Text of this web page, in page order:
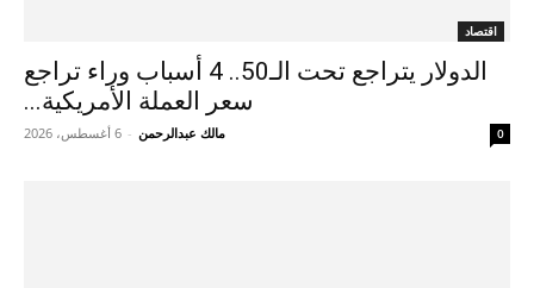
اقتصاد
الدولار يتراجع تحت الـ50.. 4 أسباب وراء تراجع
سعر العملة الأمريكية...
مالك عبدالرحمن - 6 أغسطس، 2026 0